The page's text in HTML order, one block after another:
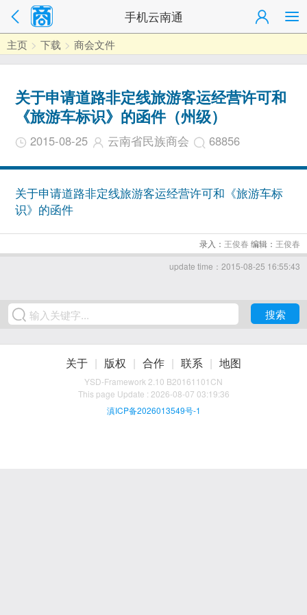
手机云南通
主页 > 下载 > 商会文件
关于申请道路非定线旅游客运经营许可和
《旅游车标识》的函件（州级）
2015-08-25 云南省民族商会 68856
关于申请道路非定线旅游客运经营许可和《旅游车标
识》的函件
录入： 王俊春 编辑： 王俊春
update time：2015-08-25 16:55:43
搜索
关于 | 版权 | 合作 | 联系 | 地图
YSD-Framework 2.10 B20161101CN
This page Update : 2026-08-07 03:19:36
滇ICP备2026013549号-1